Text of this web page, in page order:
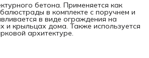
бетона. Применяется как
в комплекте с поручнем и
в виде ограждения на
и крыльцах дома. Также используется
архитектуре.